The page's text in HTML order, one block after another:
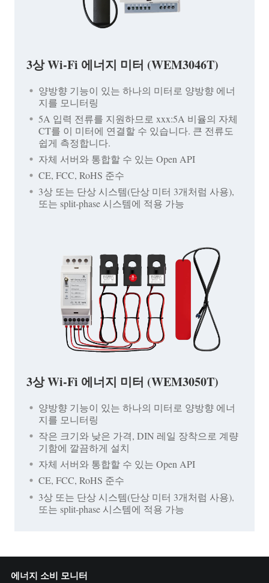
3상 Wi-Fi 에너지 미터 (WEM3046T)
양방향 기능이 있는 하나의 미터로 양방향 에너
지를 모니터링
5A 입력 전류를 지원하므로 xxx:5A 비율의 자체
CT를 이 미터에 연결할 수 있습니다. 큰 전류도
쉽게 측정합니다.
자체 서버와 통합할 수 있는 Open API
CE, FCC, RoHS 준수
3상 또는 단상 시스템(단상 미터 3개처럼 사용),
또는 split-phase 시스템에 적용 가능
3상 Wi-Fi 에너지 미터 (WEM3050T)
양방향 기능이 있는 하나의 미터로 양방향 에너
지를 모니터링
작은 크기와 낮은 가격, DIN 레일 장착으로 계량
기함에 깔끔하게 설치
자체 서버와 통합할 수 있는 Open API
CE, FCC, RoHS 준수
3상 또는 단상 시스템(단상 미터 3개처럼 사용),
또는 split-phase 시스템에 적용 가능
에너지 소비 모니터